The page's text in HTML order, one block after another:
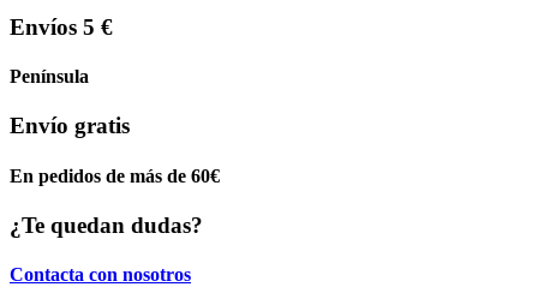
Envíos 5 €
Península
Envío gratis
En pedidos de más de 60€
¿Te quedan dudas?
Contacta con nosotros